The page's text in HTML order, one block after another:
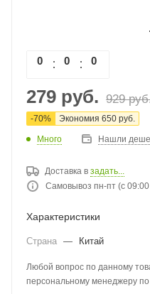
0 0 0
279 руб. 929
-70% Экономия 650 руб.
Много Нашли
Доставка в задать...
Самовывоз пн-пт (с
Характеристики
Страна — Китай
Любой вопрос по данному
персональному менеджеру